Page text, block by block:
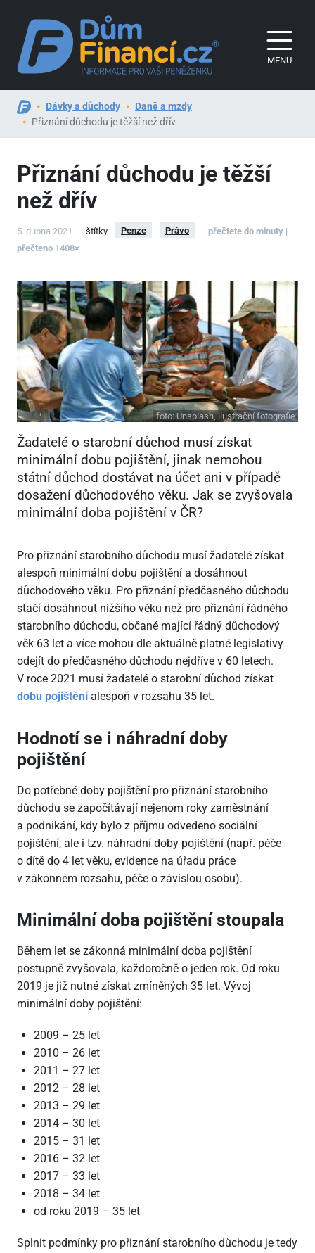
MENU
Dávky a důchody
Daně a mzdy
Přiznání důchodu je těžší než dřív
Přiznání důchodu je těžší
než dřív
5. dubna 2021 štítky Penze Právo
přečtete do minuty |
přečteno 1408×
foto: Unsplash, ilustrační fotografie
Žadatelé o starobní důchod musí získat
minimální dobu pojištění, jinak nemohou
státní důchod dostávat na účet ani v případě
dosažení důchodového věku. Jak se zvyšovala
minimální doba pojištění v ČR?
Pro přiznání starobního důchodu musí žadatelé získat
alespoň minimální dobu pojištění a dosáhnout
důchodového věku. Pro přiznání předčasného důchodu
stačí dosáhnout nižšího věku než pro přiznání řádného
starobního důchodu, občané mající řádný důchodový
věk 63 let a více mohou dle aktuálně platné legislativy
odejít do předčasného důchodu nejdříve v 60 letech.
V roce 2021 musí žadatelé o starobní důchod získat
dobu pojištěníalespoň v rozsahu 35 let.
Hodnotí se i náhradní doby
pojištění
Do potřebné doby pojištění pro přiznání starobního
důchodu se započítávají nejenom roky zaměstnání
a podnikání, kdy bylo z příjmu odvedeno sociální
pojištění, ale i tzv. náhradní doby pojištění (např. péče
o dítě do 4 let věku, evidence na úřadu práce
v zákonném rozsahu, péče o závislou osobu).
Minimální doba pojištění stoupala
Během let se zákonná minimální doba pojištění
postupně zvyšovala, každoročně o jeden rok. Od roku
2019 je již nutné získat zmíněných 35 let. Vývoj
minimální doby pojištění:
2009 – 25 let
2010 – 26 let
2011 – 27 let
2012 – 28 let
2013 – 29 let
2014 – 30 let
2015 – 31 let
2016 – 32 let
2017 – 33 let
2018 – 34 let
od roku 2019 – 35 let
Splnit podmínky pro přiznání starobního důchodu je tedy